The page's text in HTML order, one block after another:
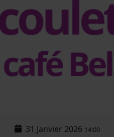
31 Janvier 2026 14:00